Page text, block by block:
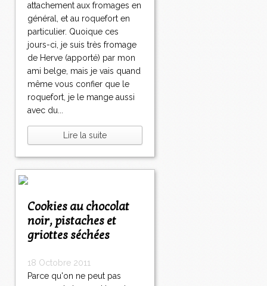
attachement aux fromages en
général, et au roquefort en
particulier. Quoique ces
jours-ci, je suis très fromage
de Herve (apporté) par mon
ami belge, mais je vais quand
même vous confier que le
roquefort, je le mange aussi
avec du...
Lire la suite
Cookies au chocolat
noir, pistaches et
griottes séchées
18 Octobre 2011
Parce qu'on ne peut pas